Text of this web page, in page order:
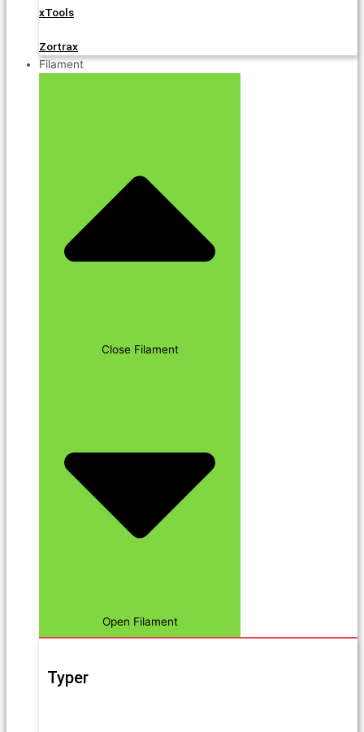
xTools
Zortrax
Filament
Close Filament
Open Filament
Typer